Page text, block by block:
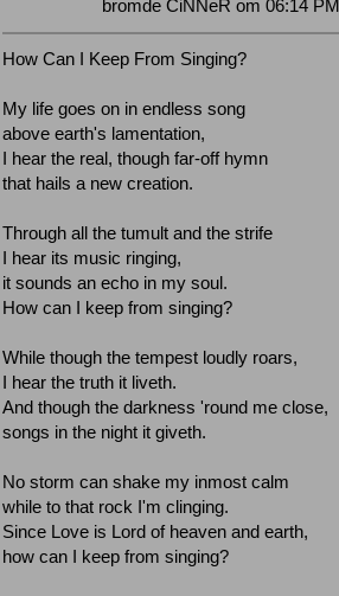
bromde CiNNeR om 06:14
How Can I Keep From Singing?
My life goes on in endless song
above earth's lamentation,
I hear the real, though far-off hymn
that hails a new creation.
Through all the tumult and the strife
I hear its music ringing,
it sounds an echo in my soul.
How can I keep from singing?
While though the tempest loudly roars,
I hear the truth it liveth.
And though the darkness 'round me close,
songs in the night it giveth.
No storm can shake my inmost calm
while to that rock I'm clinging.
Since Love is Lord of heaven and earth,
how can I keep from singing?